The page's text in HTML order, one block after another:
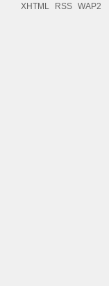
XHTML
RSS WAP2